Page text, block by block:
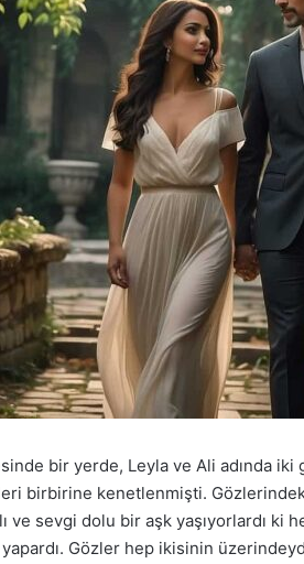
bir yerde, Leyla ve Ali adında iki
birbirine kenetlenmişti. Gözlerindeki
ve sevgi dolu bir aşk yaşıyorlardı ki
yapardı. Gözler hep ikisinin